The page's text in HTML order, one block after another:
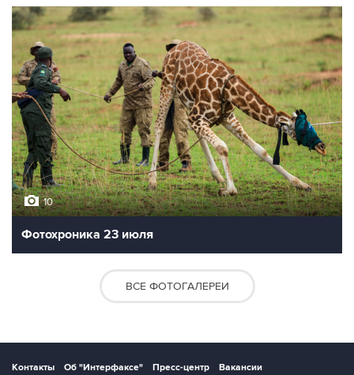
10
Фотохроника 23 июля
ВСЕ ФОТОГАЛЕРЕИ
Контакты Об "Интерфаксе" Пресс-центр
Вакансии